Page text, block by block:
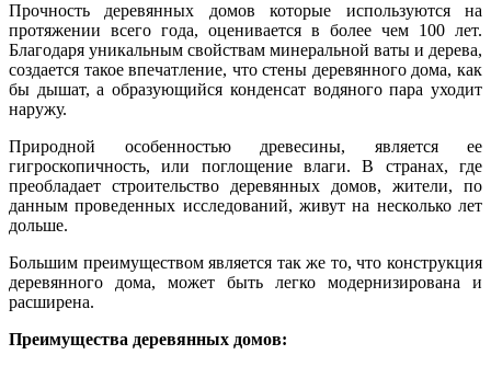
Прочность деревянных домов которые используются на
протяжении всего года, оценивается в более чем 100 лет.
Благодаря уникальным свойствам минеральной ваты и дерева,
создается такое впечатление, что стены деревянного дома, как
бы дышат, а образующийся конденсат водяного пара уходит
наружу.
Природной особенностью древесины, является ее
гигроскопичность, или поглощение влаги. В странах, где
преобладает строительство деревянных домов, жители, по
данным проведенных исследований, живут на несколько лет
дольше.
Большим преимуществом является так же то, что конструкция
деревянного дома, может быть легко модернизирована и
расширена.
Преимущества деревянных домов: